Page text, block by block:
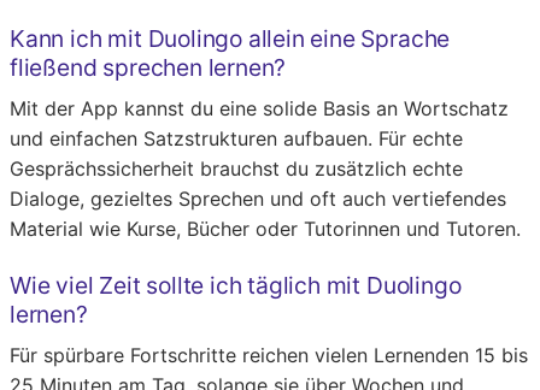
Kann ich mit Duolingo allein eine Sprache
fließend sprechen lernen?
Mit der App kannst du eine solide Basis an Wortschatz
und einfachen Satzstrukturen aufbauen. Für echte
Gesprächssicherheit brauchst du zusätzlich echte
Dialoge, gezieltes Sprechen und oft auch vertiefendes
Material wie Kurse, Bücher oder Tutorinnen und Tutoren.
Wie viel Zeit sollte ich täglich mit Duolingo
lernen?
Für spürbare Fortschritte reichen vielen Lernenden 15 bis
25 Minuten am Tag, solange sie über Wochen und